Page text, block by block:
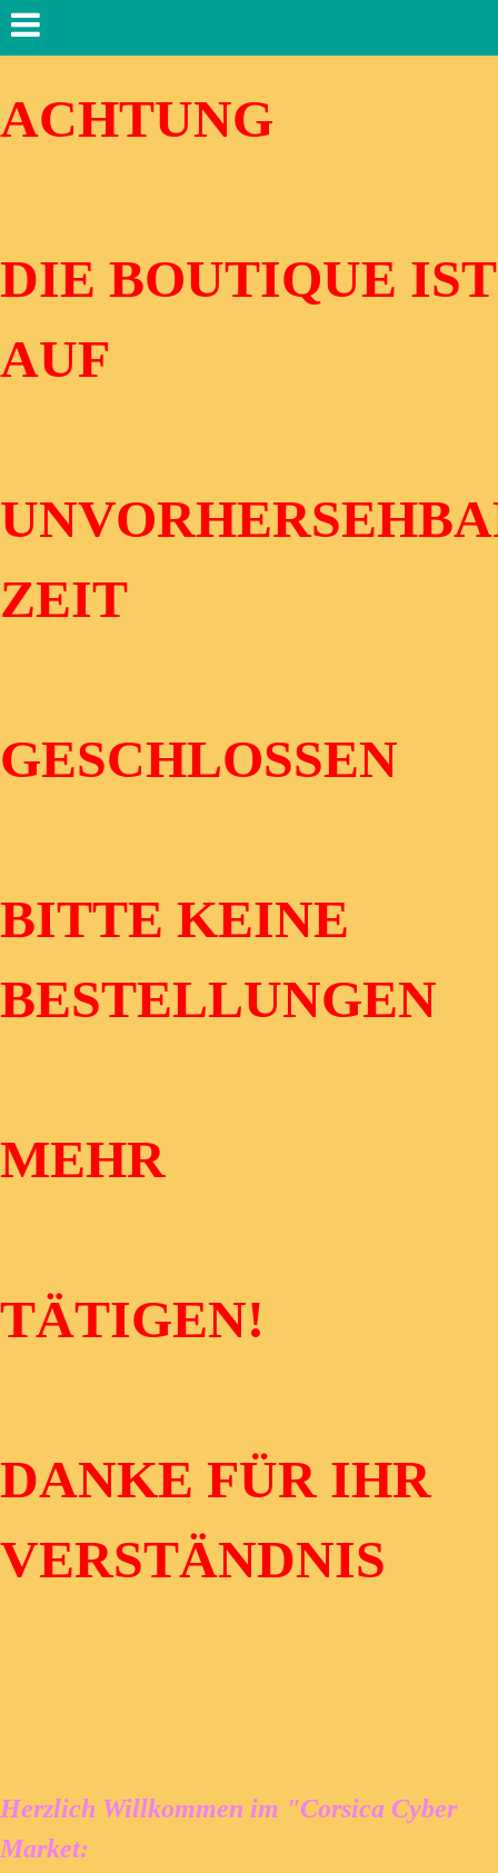
ACHTUNG
DIE BOUTIQUE IST
AUF
ZEIT
GESCHLOSSEN
BITTE KEINE
BESTELLUNGEN
MEHR
TÄTIGEN!
DANKE FÜR IHR
VERSTÄNDNIS
Herzlich Willkommen im "Corsica Cyber
Market: